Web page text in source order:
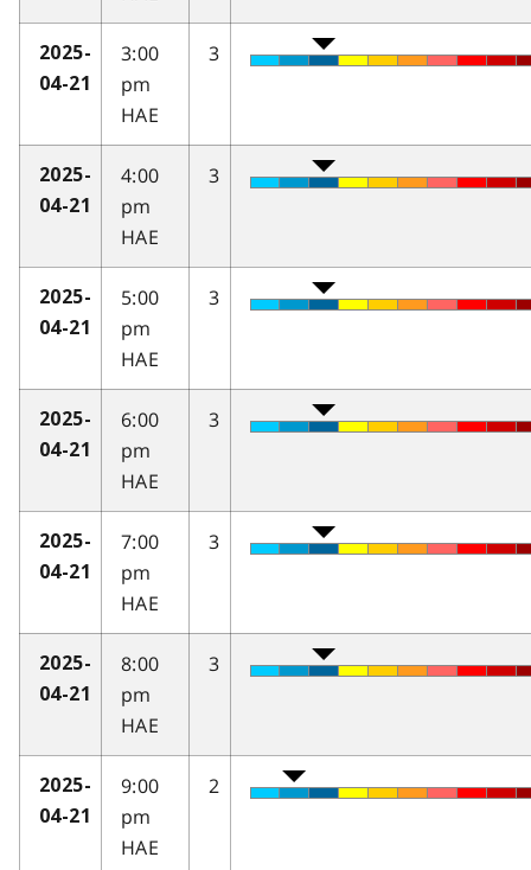
2025-
04-21
3:00
pm
HAE
3
2025-
04-21
4:00
pm
HAE
3
2025-
04-21
5:00
pm
HAE
3
2025-
04-21
6:00
pm
HAE
3
2025-
04-21
7:00
pm
HAE
3
2025-
04-21
8:00
pm
HAE
3
2025-
04-21
9:00
pm
HAE
2